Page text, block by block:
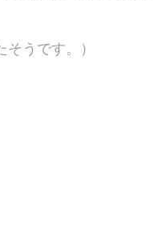
うです。）